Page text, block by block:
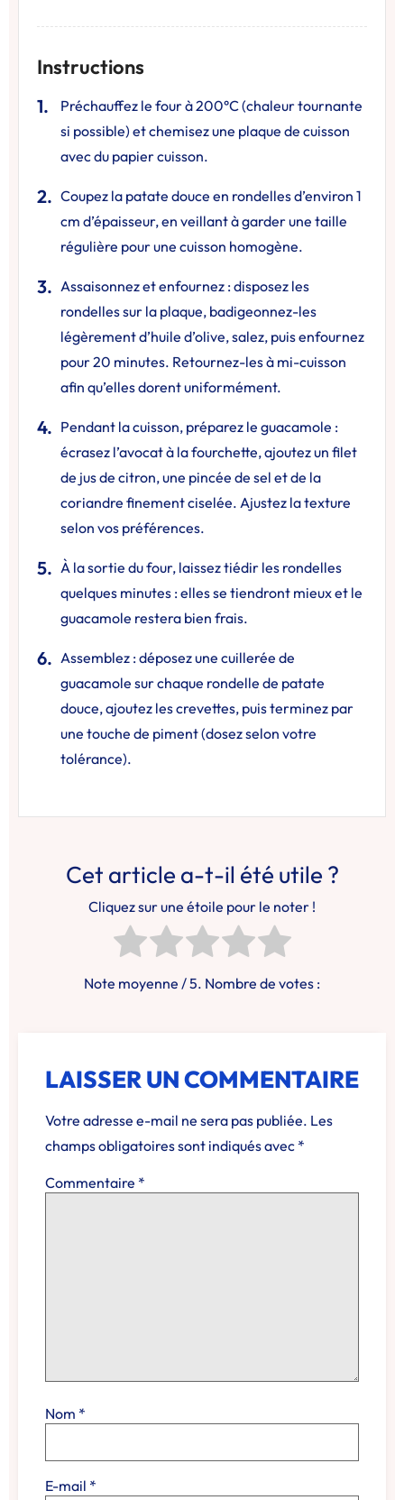
Instructions
Préchauffez le four à 200°C (chaleur tournante
si possible) et chemisez une plaque de cuisson
avec du papier cuisson.
Coupez la patate douce en rondelles d’environ 1
cm d’épaisseur, en veillant à garder une taille
régulière pour une cuisson homogène.
Assaisonnez et enfournez : disposez les
rondelles sur la plaque, badigeonnez-les
légèrement d’huile d’olive, salez, puis enfournez
pour 20 minutes. Retournez-les à mi-cuisson
afin qu’elles dorent uniformément.
Pendant la cuisson, préparez le guacamole :
écrasez l’avocat à la fourchette, ajoutez un filet
de jus de citron, une pincée de sel et de la
coriandre finement ciselée. Ajustez la texture
selon vos préférences.
À la sortie du four, laissez tiédir les rondelles
quelques minutes : elles se tiendront mieux et le
guacamole restera bien frais.
Assemblez : déposez une cuillerée de
guacamole sur chaque rondelle de patate
douce, ajoutez les crevettes, puis terminez par
une touche de piment (dosez selon votre
tolérance).
Cet article a-t-il été utile ?
Cliquez sur une étoile pour le noter !
Note moyenne / 5. Nombre de votes :
LAISSER UN COMMENTAIRE
Votre adresse e-mail ne sera pas publiée. Les
champs obligatoires sont indiqués avec *
Commentaire *
Nom *
E-mail *